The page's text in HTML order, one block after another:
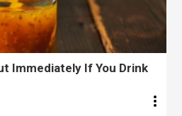
Immediately If You Drink